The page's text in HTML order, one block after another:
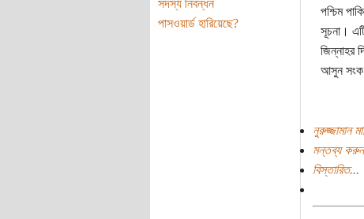
সদস্য নিবন্ধন
পাসওয়ার্ড হারিয়েছে?
পশ্চিম
সূচনা।
জিন্নাহর
আসুন সংক
নুরুজ্জামান
মন্তব্য করুন
বিস্তারিত...